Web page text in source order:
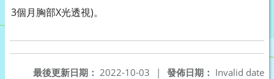
3個月胸部X光透視)。
發佈日期： Invalid date
最後更新日期： 2022-10-03
|